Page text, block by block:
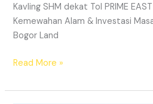
Kavling SHM dekat Tol PRIME
Kemewahan Alam & Investasi
Bogor Land
Read More »